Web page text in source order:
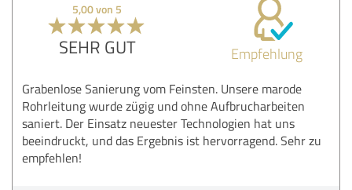
5,00 von 5
SEHR GUT Empfehlung
Grabenlose Sanierung vom Feinsten. Unsere marode
Rohrleitung wurde zügig und ohne Aufbrucharbeiten
saniert. Der Einsatz neuester Technologien hat uns
beeindruckt, und das Ergebnis ist hervorragend. Sehr zu
empfehlen!